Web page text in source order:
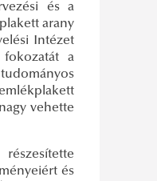
és a
arany
Intézet
fokozatát a
vehette
és